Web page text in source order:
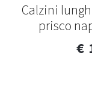
Calzini
prisco
€